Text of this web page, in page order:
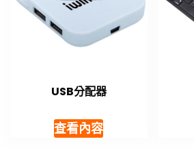
USB分配器
查看內容